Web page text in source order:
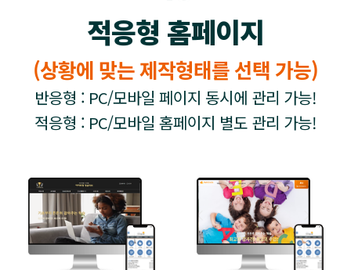
적응형 홈페이지
(상황에 맞는 제작형태를 선택 가능)
반응형 : PC/모바일 페이지 동시에 관리 가능!
적응형 : PC/모바일 홈페이지 별도 관리 가능!